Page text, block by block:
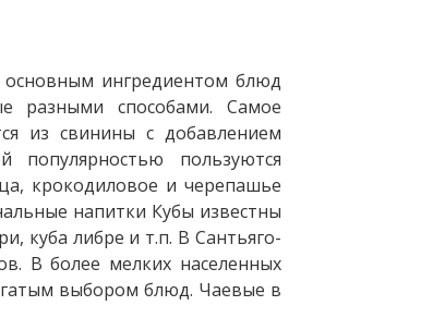
основным ингредиентом блюд
разными способами. Самое
из свинины с добавлением
пользуются
крокодиловое и черепашье
напитки Кубы известны
куба либре и т.п. В Сантьяго-
В более мелких населенных
выбором блюд. Чаевые в